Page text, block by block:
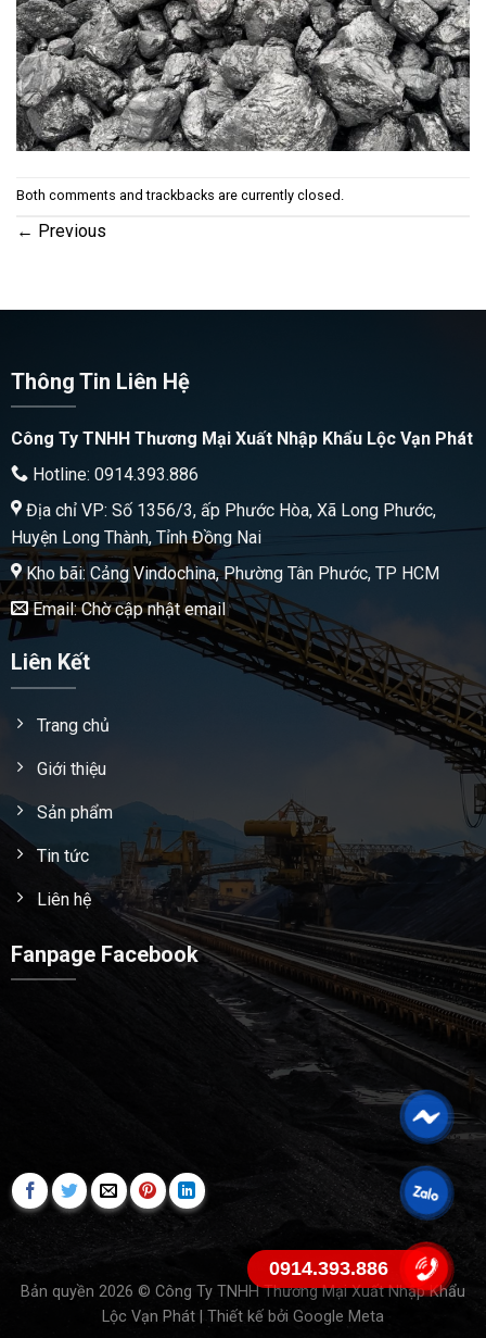
Both comments and trackbacks are currently closed.
← Previous
Thông Tin Liên Hệ
Công Ty TNHH Thương Mại Xuất Nhập Khẩu Lộc Vạn Phát
Hotline: 0914.393.886
Địa chỉ VP: Số 1356/3, ấp Phước Hòa, Xã Long Phước,
Huyện Long Thành, Tỉnh Đồng Nai
Kho bãi: Cảng Vindochina, Phường Tân Phước, TP HCM
Email: Chờ cập nhật email
Liên Kết
Trang chủ
Giới thiệu
Sản phẩm
Tin tức
Liên hệ
Fanpage Facebook
Bản quyền 2026 © Công Ty TNHH Thương Mại Xuất Nhập Khẩu
Lộc Vạn Phát | Thiết kế bởi Google Meta
0914.393.886